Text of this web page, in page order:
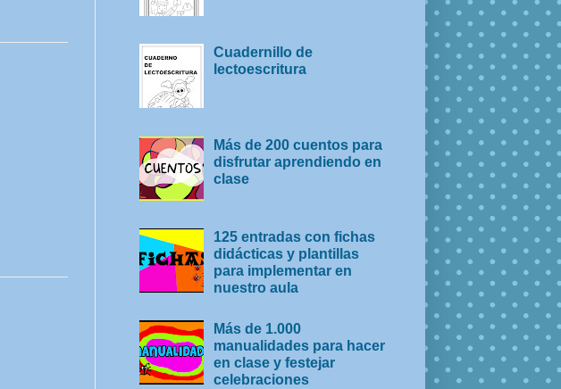
Cuadernillo de
lectoescritura
Más de 200 cuentos para
disfrutar aprendiendo en
clase
125 entradas con fichas
didácticas y plantillas
para implementar en
nuestro aula
Más de 1.000
manualidades para hacer
en clase y festejar
celebraciones